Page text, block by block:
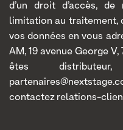
d’un droit d’accès, de
limitation au traitement,
vos données en vous
AM, 19 avenue George
êtes
contactez relations-